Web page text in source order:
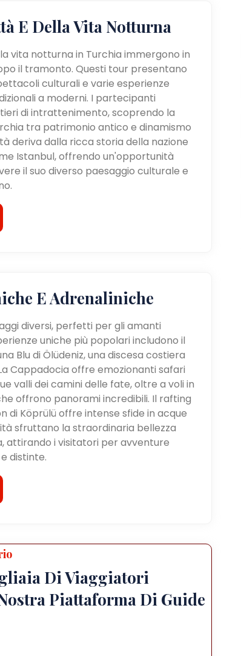
E Della Vita Notturna
vita notturna in Turchia immergono in
il tramonto. Questi tour presentano
culturali e varie esperienze
a moderni. I partecipanti
di intrattenimento, scoprendo la
tra patrimonio antico e dinamismo
deriva dalla ricca storia della nazione
Istanbul, offrendo un'opportunità
il suo diverso paesaggio culturale e
E Adrenaliniche
diversi, perfetti per gli amanti
uniche più popolari includono il
Blu di Ölüdeniz, una discesa costiera
Cappadocia offre emozionanti safari
valli dei camini delle fate, oltre a voli in
offrono panorami incredibili. Il rafting
di Köprülü offre intense sfide in acque
sfruttano la straordinaria bellezza
attirando i visitatori per avventure
distinte.
Di Viaggiatori
Piattaforma Di Guide